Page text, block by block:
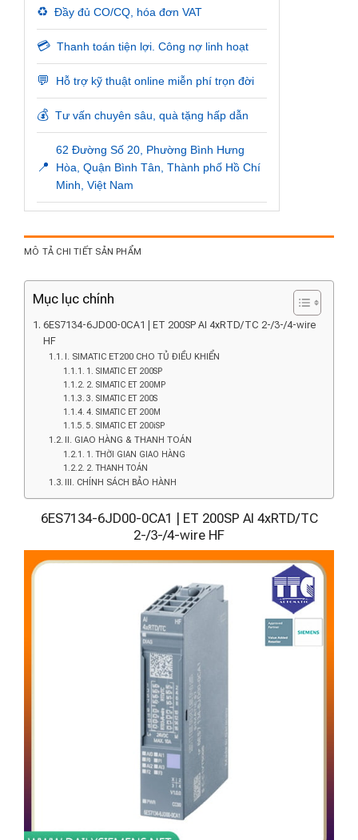
♻️ Đầy đủ CO/CQ, hóa đơn VAT
💳 Thanh toán tiện lợi. Công nợ linh hoạt
💬 Hỗ trợ kỹ thuật online miễn phí trọn đời
💰 Tư vấn chuyên sâu, quà tặng hấp dẫn
📍
62 Đường Số 20, Phường Bình Hưng
Hòa, Quận Bình Tân, Thành phố Hồ Chí
Minh, Việt Nam
MÔ TẢ CHI TIẾT SẢN PHẨM
Mục lục chính
6ES7134-6JD00-0CA1 | ET 200SP AI 4xRTD/TC 2-/3-/4-wire
HF
I. SIMATIC ET200 CHO TỦ ĐIỀU KHIỂN
1. SIMATIC ET 200SP
2. SIMATIC ET 200MP
3. SIMATIC ET 200S
4. SIMATIC ET 200M
5. SIMATIC ET 200iSP
II. GIAO HÀNG & THANH TOÁN
1. THỜI GIAN GIAO HÀNG
2. THANH TOÁN
III. CHÍNH SÁCH BẢO HÀNH
6ES7134-6JD00-0CA1 | ET 200SP AI 4xRTD/TC
2-/3-/4-wire HF